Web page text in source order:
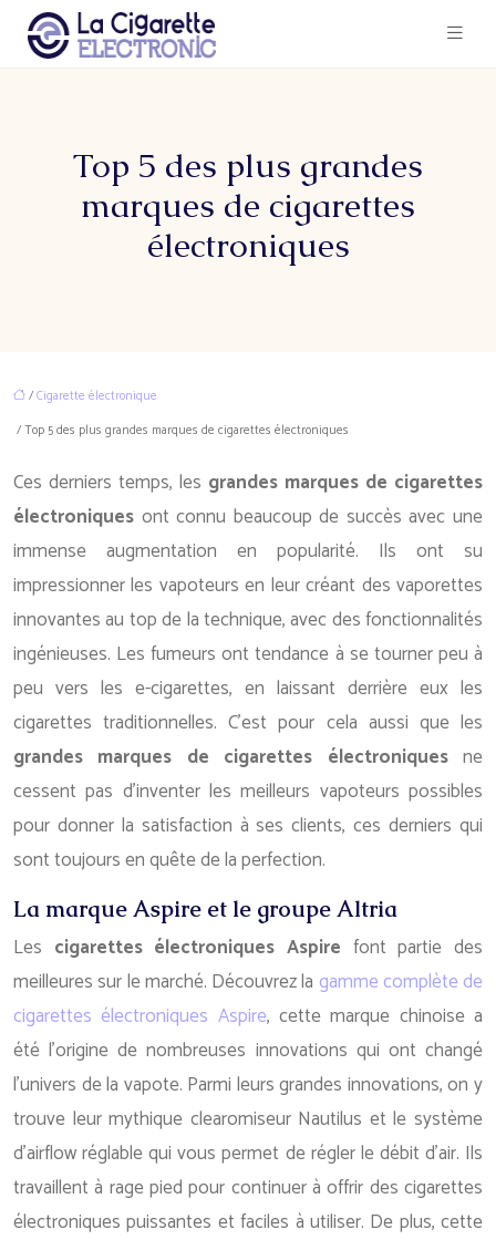
Top 5 des plus grandes
marques de cigarettes
électroniques
/Cigarette électronique
/ Top 5 des plus grandes marques de cigarettes électroniques
Ces derniers temps, les grandes marques de cigarettes
électroniques ont connu beaucoup de succès avec une
immense augmentation en popularité. Ils ont su
impressionner les vapoteurs en leur créant des vaporettes
innovantes au top de la technique, avec des fonctionnalités
ingénieuses. Les fumeurs ont tendance à se tourner peu à
peu vers les e-cigarettes, en laissant derrière eux les
cigarettes traditionnelles. C’est pour cela aussi que les
grandes marques de cigarettes électroniquesne
cessent pas d’inventer les meilleurs vapoteurs possibles
pour donner la satisfaction à ses clients, ces derniers qui
sont toujours en quête de la perfection.
La marque Aspire et le groupe Altria
Les cigarettes électroniques Aspire font partie des
meilleures sur le marché. Découvrez la gamme complète de
cigarettes électroniques Aspire, cette marque chinoise a
été l’origine de nombreuses innovations qui ont changé
l’univers de la vapote. Parmi leurs grandes innovations, on y
trouve leur mythique clearomiseur Nautilus et le système
d’airflow réglable qui vous permet de régler le débit d’air. Ils
travaillent à rage pied pour continuer à offrir des cigarettes
électroniques puissantes et faciles à utiliser. De plus, cette